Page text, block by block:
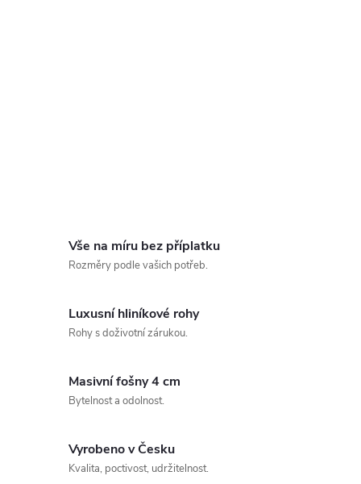
Vše na míru bez příplatku
Rozměry podle vašich potřeb.
Luxusní hliníkové rohy
Rohy s doživotní zárukou.
Masivní fošny 4 cm
Bytelnost a odolnost.
Vyrobeno v Česku
Kvalita, poctivost, udržitelnost.